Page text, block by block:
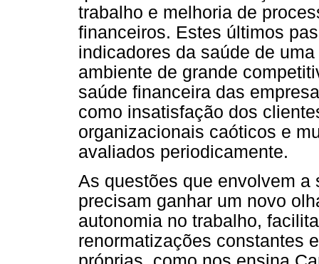
trabalho e melhoria de
financeiros. Estes últimos
indicadores da saúde de
ambiente de grande
saúde financeira das
como insatisfação dos
organizacionais caóticos e
avaliados periodicamente.
As questões que envolvem a
precisam ganhar um novo
autonomia no trabalho,
renormatizações constantes